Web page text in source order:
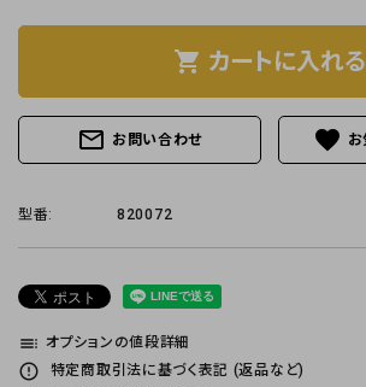
shopping_cart カートに入れる
mail_outline お問い合わせ favorite
型番: 820072
toc オプションの値段詳細
error_outline 特定商取引法に基づく表記 (返品など)